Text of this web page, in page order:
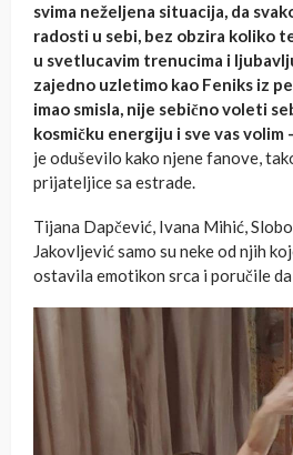
svima neželjena situacija, da
radosti u sebi, bez obzira koliko
u svetlucavim trenucima i
zajedno uzletimo kao Feniks iz
imao smisla, nije sebično voleti
kosmičku energiju i sve vas volim
je oduševilo kako njene fanove,
prijateljice sa estrade.
Tijana Dapčević, Ivana Mihić,
Jakovljević samo su neke od njih
ostavila emotikon srca i poručile